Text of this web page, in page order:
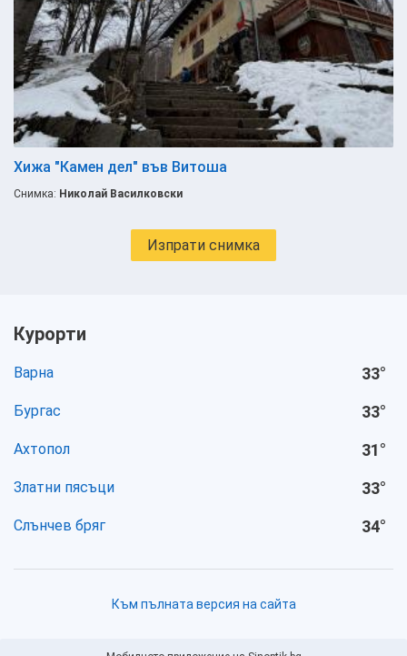
Хижа "Камен дел" във Витоша
Снимка: Николай Василковски
Изпрати снимка
Курорти
Варна 33°
Бургас 33°
Ахтопол 31°
Златни пясъци 33°
Слънчев бряг 34°
Към пълната версия на сайта